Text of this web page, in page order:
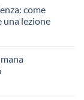
come
una lezione